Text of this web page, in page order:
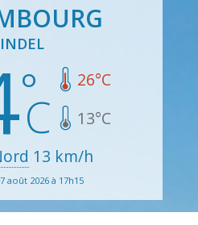
26°C
13°C
13 km/h
août 2026 à 17h15